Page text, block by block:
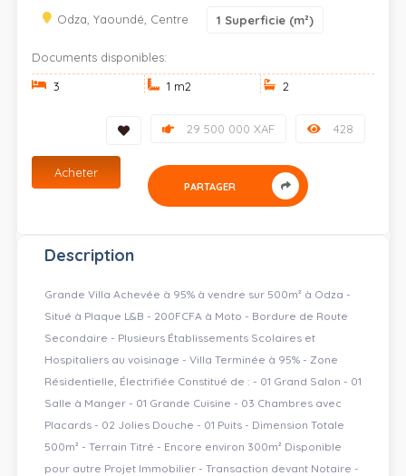
Odza, Yaoundé, Centre 1 Superficie (m²)
Documents disponibles:
3
1 m2 2
428
29 500 000 XAF
Acheter
PARTAGER
Description
Grande Villa Achevée à 95% à vendre sur 500m² à Odza -
Situé à Plaque L&B - 200FCFA à Moto - Bordure de Route
Secondaire - Plusieurs Établissements Scolaires et
Hospitaliers au voisinage - Villa Terminée à 95% - Zone
Résidentielle, Électrifiée Constitué de : - 01 Grand Salon - 01
Salle à Manger - 01 Grande Cuisine - 03 Chambres avec
Placards - 02 Jolies Douche - 01 Puits - Dimension Totale
500m² - Terrain Titré - Encore environ 300m² Disponible
pour autre Projet Immobilier - Transaction devant Notaire -